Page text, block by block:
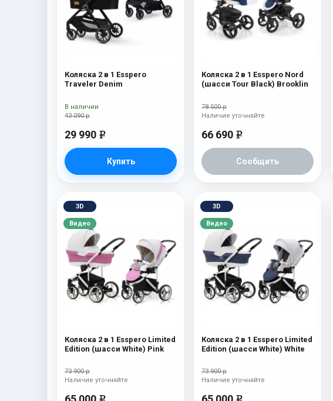
Коляска 2 в 1 Esspero
Traveler Denim
43 090 р
29 990 e
Купить
В наличии
Коляска 2 в 1 Esspero Nord
(шасси Tour Black) Brooklin
78 500 р
66 690 e
Сообщить
Наличие уточняйте
3D
Видео
Коляска 2 в 1 Esspero Limited
Edition (шасси White) Pink
73 900 р
e
Наличие уточняйте
3D
Видео
Коляска 2 в 1 Esspero Limited
Edition (шасси White) White
73 900 р
e
Наличие уточняйте